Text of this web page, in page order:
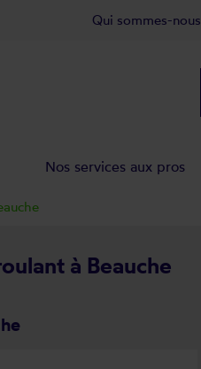
à Beauche
Qui sommes-nous
Nos services aux pros